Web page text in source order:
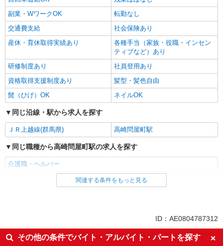
副業・WワークOK
転勤なし
交通費支給
社会保険あり
産休・育休取得実績あり
各種手当（家族・役職・インセン
ティブなど）あり
研修制度あり
社員登用あり
資格取得支援制度あり
髪型・髪色自由
髭（ひげ）OK
ネイルOK
同じ沿線・駅から求人を探す
ＪＲ上越線(群馬県) 高崎問屋町駅
同じ職種から高崎問屋町駅の求人を探す
介護職・ヘルパー
同じ雇用形態から高崎問屋町駅の求人を探す
入社日応相談
即日勤務OK
関連する条件をもっと見る
ID：AE0804787312
その他の条件でバイト・アルバイト・パートを探す